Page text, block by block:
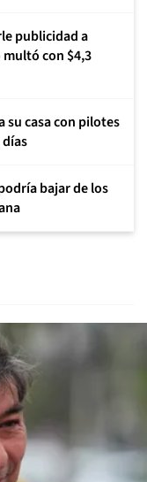
publicidad a
con $4,3
su casa con pilotes
bajar de los